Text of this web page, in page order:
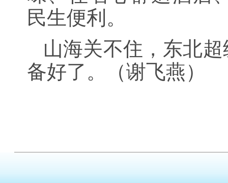
民生便利。
山海关不住，东北
备好了。（谢飞燕）